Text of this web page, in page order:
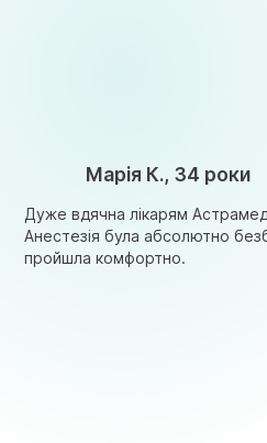
Марія К., 34 роки
Дуже вдячна лікарям
Анестезія була абсолютно
пройшла комфортно.